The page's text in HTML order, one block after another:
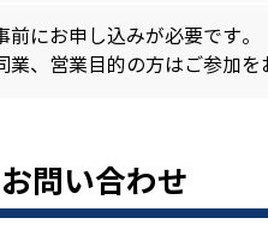
前にお申し込みが必要です。
業、営業目的の方はご参加を
問い合わせ